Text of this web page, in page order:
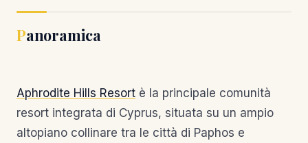
Panoramica
Aphrodite Hills Resort è la principale comunità
resort integrata di Cyprus, situata su un ampio
altopiano collinare tra le città di Paphos e